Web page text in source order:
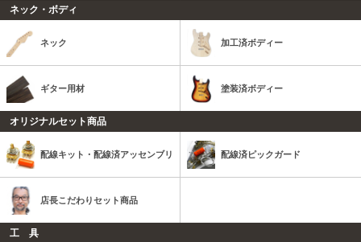
ネック・ボディ
ネック 加工済ボディー
ギター用材 塗装済ボディー
オリジナルセット商品
配線キット・配線済アッセンブリ 配線済ピックガード
店長こだわりセット商品
工 具